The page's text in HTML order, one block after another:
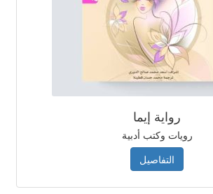
رواية إيما
رويات وكتب أدبية
التفاصيل